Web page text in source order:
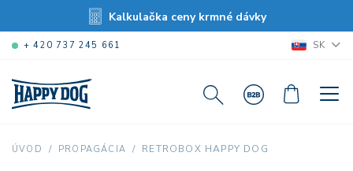
Kalkulačka ceny krmné dávky
+ 420 737 245 661 SK
ÚVOD PROPAGÁCIA RETROBOX HAPPY DOG